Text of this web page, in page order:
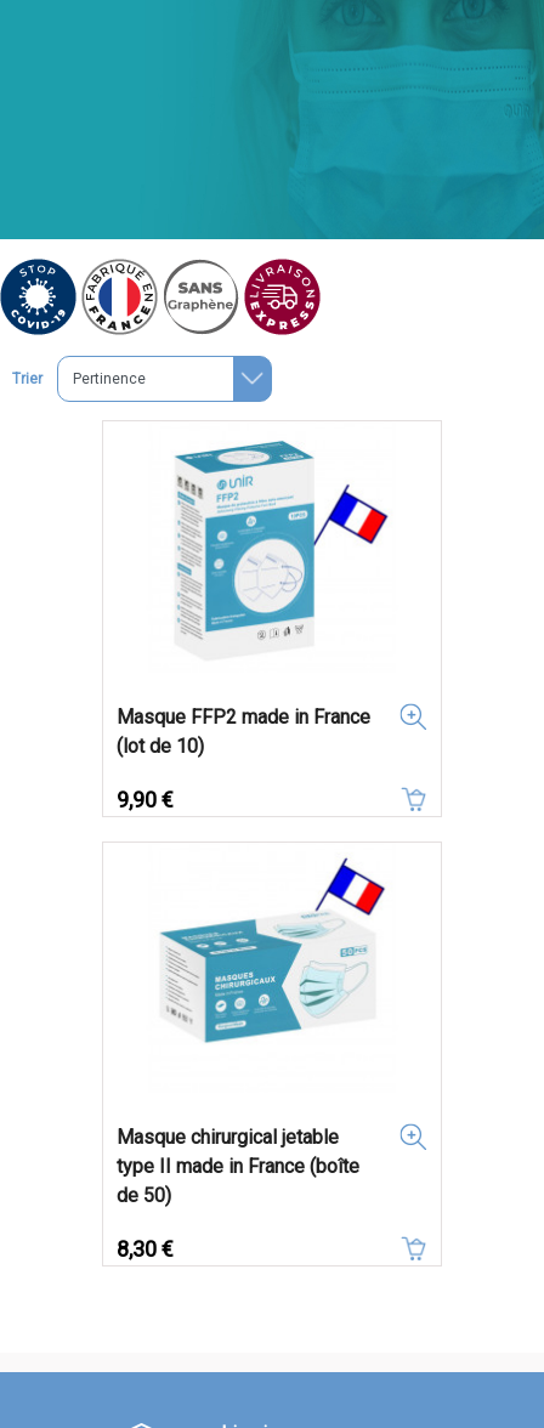
Trier
Masque FFP2 made in France
(lot de 10)
Prix
9,90 €
Masque chirurgical jetable
type II made in France (boîte
de 50)
Prix
8,30 €